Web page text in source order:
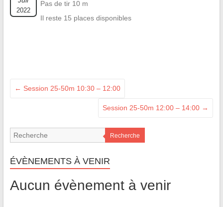
2022
Pas de tir 10 m
Il reste 15 places disponibles
← Session 25-50m 10:30 – 12:00
Session 25-50m 12:00 – 14:00 →
Recherche
ÉVÈNEMENTS À VENIR
Aucun évènement à venir